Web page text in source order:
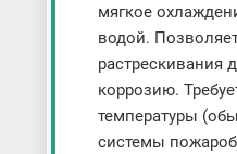
мягкое
водой.
растрескивания
коррозию.
температуры
системы